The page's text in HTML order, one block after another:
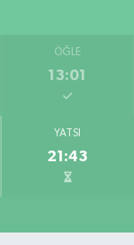
ÖĞLE
13:01
YATSI
21:43